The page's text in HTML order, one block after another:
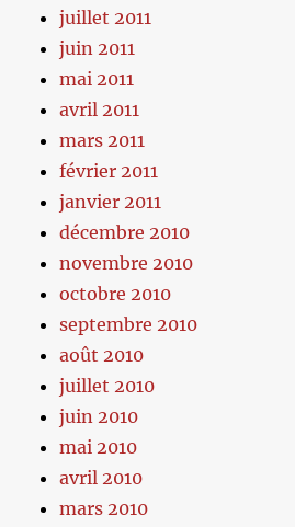
juillet 2011
juin 2011
mai 2011
avril 2011
mars 2011
février 2011
janvier 2011
décembre 2010
novembre 2010
octobre 2010
septembre 2010
août 2010
juillet 2010
juin 2010
mai 2010
avril 2010
mars 2010